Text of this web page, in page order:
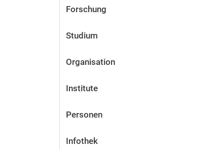
Forschung
Studium
Organisation
Institute
Personen
Infothek